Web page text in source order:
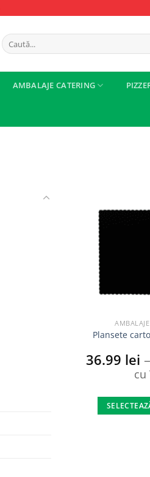
Caută
după:
AMBALAJE CATERING
Plansete
36.99 lei –
cu